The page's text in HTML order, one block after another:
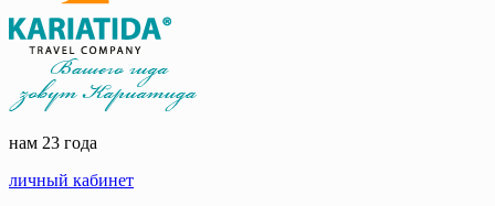
нам 23 года
личный кабинет